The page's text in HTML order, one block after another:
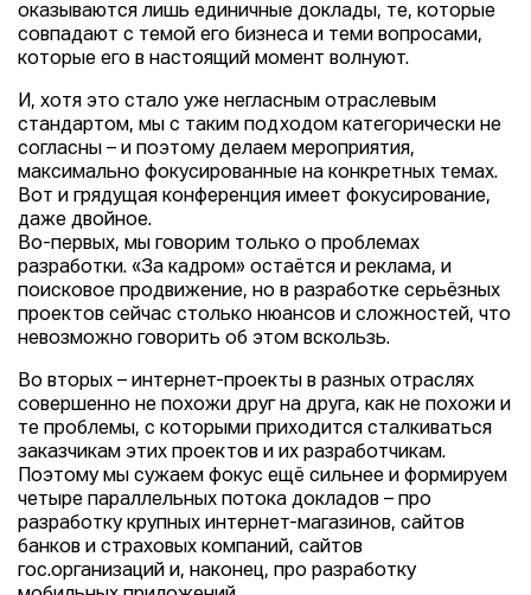
оказываются лишь единичные доклады, те, которые
совпадают с темой его бизнеса и теми вопросами,
которые его в настоящий момент волнуют.
И, хотя это стало уже негласным отраслевым
стандартом, мы с таким подходом категорически не
согласны – и поэтому делаем мероприятия,
максимально фокусированные на конкретных темах.
Вот и грядущая конференция имеет фокусирование,
даже двойное.
Во-первых, мы говорим только о проблемах
разработки. «За кадром» остаётся и реклама, и
поисковое продвижение, но в разработке серьёзных
проектов сейчас cтолько нюансов и сложностей, что
невозможно говорить об этом вскользь.
Во вторых – интернет-проекты в разных отраслях
совершенно не похожи друг на друга, как не похожи и
те проблемы, с которыми приходится сталкиваться
заказчикам этих проектов и их разработчикам.
Поэтому мы сужаем фокус ещё сильнее и формируем
четыре параллельных потока докладов – про
разработку крупных интернет-магазинов, сайтов
банков и страховых компаний, сайтов
гос.организаций и, наконец, про разработку